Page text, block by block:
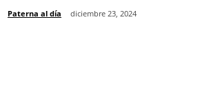
Paterna al día diciembre 23, 2024